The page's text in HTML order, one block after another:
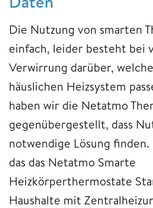
Die Nutzung von smarten
einfach, leider besteht bei
Verwirrung darüber,
häuslichen Heizsystem
haben wir die Netatmo
gegenübergestellt, dass
notwendige Lösung
das das Netatmo Smarte
Heizkörperthermostate
Haushalte mit